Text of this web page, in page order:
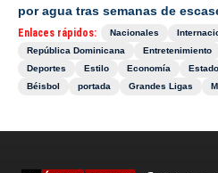
por agua tras semanas de
Enlaces rápidos: Nacionales
República Dominicana
Entretenimiento
Deportes
Estilo Economía
Béisbol
portada Grandes Ligas